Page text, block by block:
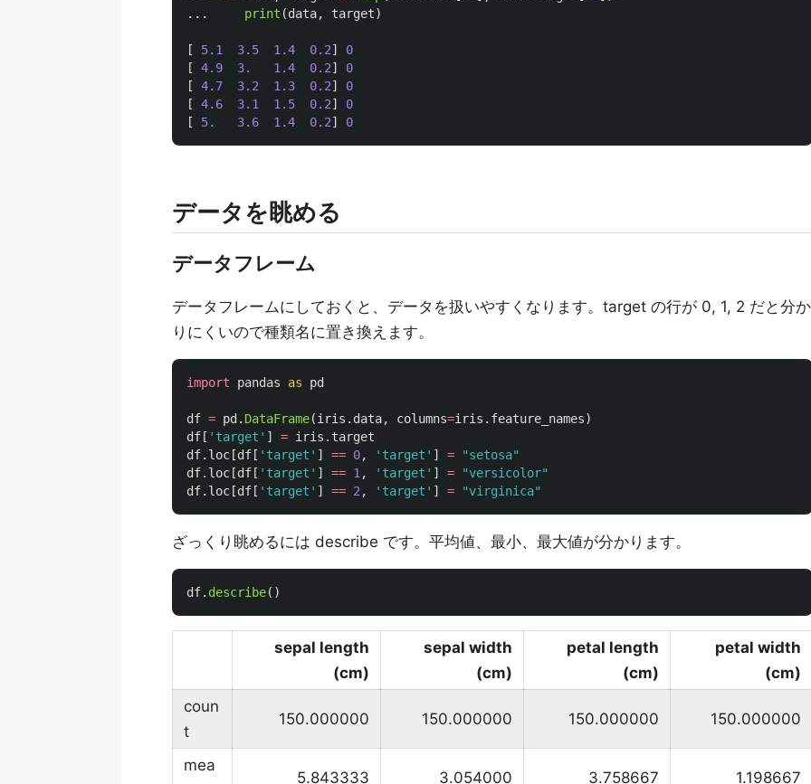
...
print (data, target)
[ 5.1 3.5 1.4 0.2]
0
[
4.9 3. 1.4 0.2]
0
[
4.7 3.2 1.3 0.2]
0
[
4.6 3.1 1.5 0.2]
0
[
5. 3.6 1.4 0.2] 0
データを眺める
データフレーム
データフレームにしておくと、データを扱いやすくなります。target の行が 0, 1, 2 だと分か
りにくいので種類名に置き換えます。
import pandas as pd
df = pd . DataFrame(iris . data, columns=iris . feature_names)
df [ ' target ' ] = iris . target
df. loc [df [ ' target ' ] == 0, ' target ' ] = "setosa"
df. loc [df [ ' target ' ] == 1 , ' target ' ] = "versicolor"
df. loc [df [ ' target ' ] == 2 , ' target ' ] = "virginica"
ざっくり眺めるには describe です。平均値、最小、最大値が分かります。
df. describe()
sepal length
(cm)
sepal width
(cm)
petal length
(cm)
petal width
(cm)
coun
t
150.000000 150.000000 150.000000 150.000000
mea
5.843333 3.054000 3.758667 1.198667